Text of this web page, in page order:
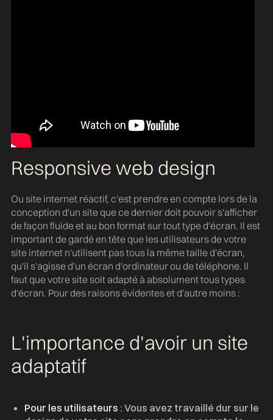
Responsive web design
Ou site internet réactif, c'est prendre en compte lors de la
conception d'un site que ce dernier doit pouvoir s'afficher
de façon fluide et au bon format sur tout type d'écran. Il est
important de gardé en tête que les utilisateurs de votre
site internet n'utilisent pas tous la même taille d'écran,
qu'il s'agisse d'un écran d'ordinateur ou de téléphone. Il
faut que votre site soit adapté à absolument tous types
d'écran. Pour des raisons évidentes et d'autre moins :
L'importance d'avoir un site
adaptatif
Pour les utilisateurs : Vous avez travaillé dur sur le